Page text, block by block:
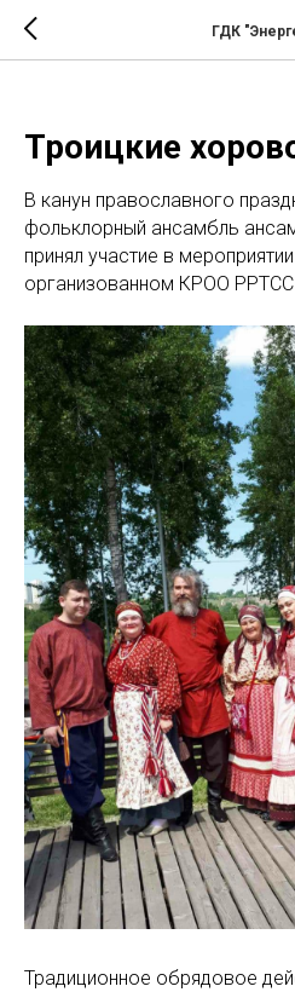
ГДК
Троицкие
В канун православного
фольклорный ансамбль
принял участие в
организованном КРОО
Традиционное обрядовое